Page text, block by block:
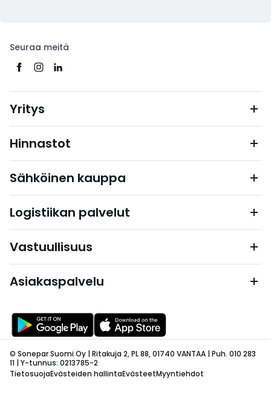
Seuraa meitä
Yritys
Hinnastot
Sähköinen kauppa
Logistiikan palvelut
Vastuullisuus
Asiakaspalvelu
© Sonepar Suomi Oy | Ritakuja 2, PL 88, 01740 VANTAA | Puh. 010 283
11 | Y-tunnus: 0213785-2
TietosuojaEvästeiden hallintaEvästeetMyyntiehdot